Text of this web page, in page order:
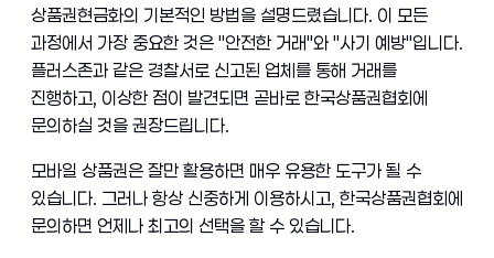
상품권현금화의 기본적인 방법을 설명드렸습니다. 이 모든
과정에서 가장 중요한 것은 "안전한 거래"와 "사기 예방"입니다.
플러스존과 같은 경찰서로 신고된 업체를 통해 거래를
진행하고, 이상한 점이 발견되면 곧바로 한국상품권협회에
문의하실 것을 권장드립니다.
모바일 상품권은 잘만 활용하면 매우 유용한 도구가 될 수
있습니다. 그러나 항상 신중하게 이용하시고, 한국상품권협회에
문의하면 언제나 최고의 선택을 할 수 있습니다.